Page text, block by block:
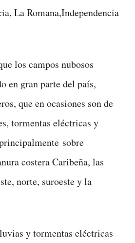
La Romana,Independencia
los campos nubosos
en gran parte del país,
que en ocasiones son de
tormentas eléctricas y
sobre
costera Caribeña, las
norte, suroeste y la
y tormentas eléctricas